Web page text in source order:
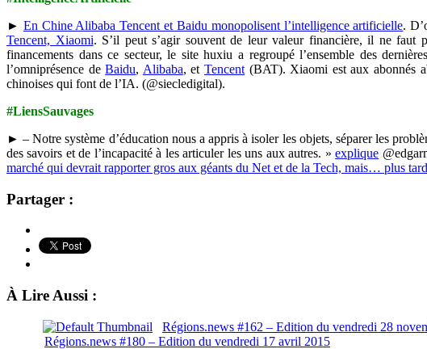
► En Chine Alibaba Tencent et Baidu monopolisent l’intelligence artificielle.
Tencent, Xiaomi. S’il peut s’agir souvent de leur valeur financière, il ne faut
financements dans ce secteur, le site huxiu a regroupé l’ensemble des
l’omniprésence deBaidu, Alibaba, etTencent (BAT). Xiaomi est aux abonnés
chinoises qui font de l’IA. (@siecledigital).
#LiensSauvages
► – Notre système d’éducation nous a appris à isoler les objets, séparer les
des savoirs et de l’incapacité à les articuler les uns aux autres. »explique
marché qui devrait rapporter gros aux géants du Net et de la Tech, mais… plus tard
Partager :
À Lire Aussi :
Régions.news #162 – Edition du vendredi 28
Régions.news #180 – Edition du vendredi 17 avril 2015